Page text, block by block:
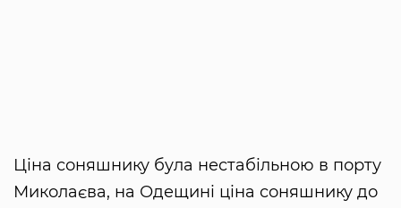
Ціна соняшнику була нестабільною в порту
Миколаєва, на Одещині ціна соняшнику до